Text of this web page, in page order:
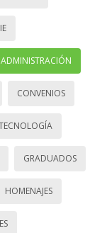
ADMINISTRACIÓN
CONVENIOS
GRADUADOS
HOMENAJES